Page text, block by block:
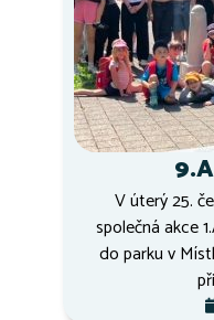
V úterý 25.
společná akce
do parku v